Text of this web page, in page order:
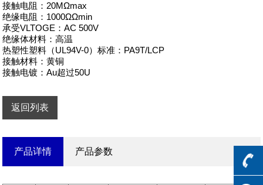
接触电阻：20MΩmax
绝缘电阻：1000ΩΩmin
承受VLTOGE：AC 500V
绝缘体材料：高温
热塑性塑料（UL94V-0）标准：PA9T/LCP
接触材料：黄铜
接触电镀：Au超过50U
返回列表
产品详情 产品参数